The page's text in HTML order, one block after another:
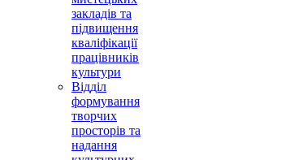
закладів та
підвищення
кваліфікації
працівників
культури
Відділ
формування
творчих
просторів та
надання